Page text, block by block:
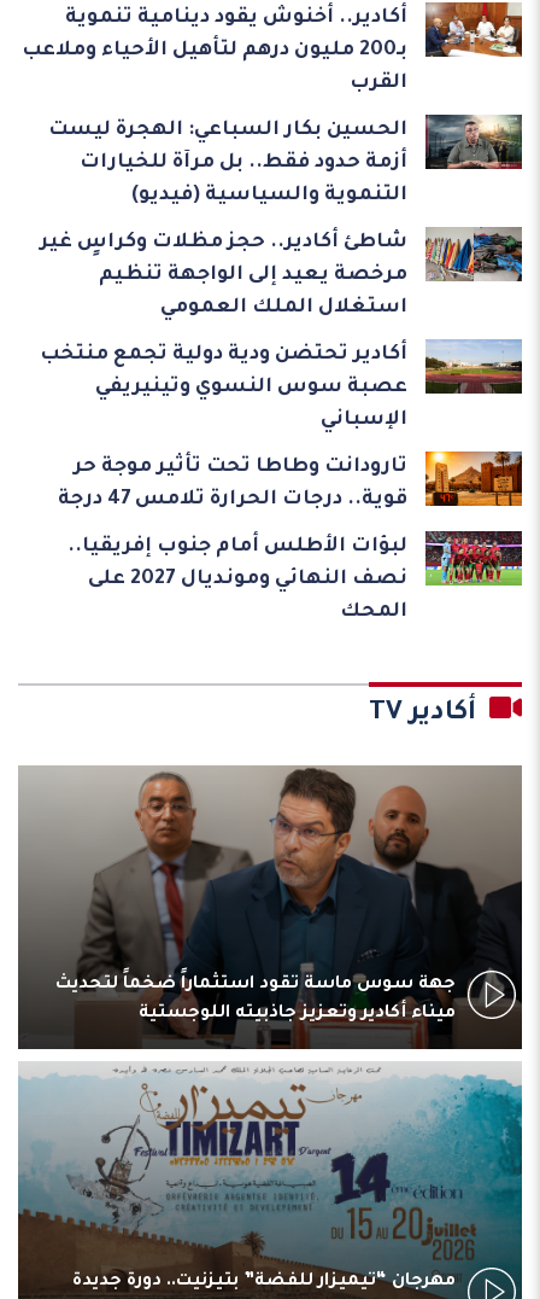
أكادير.. أخنوش يقود دينامية تنموية
بـ200 مليون درهم لتأهيل الأحياء وملاعب
القرب
الحسين بكار السباعي: الهجرة ليست
أزمة حدود فقط.. بل مرآة للخيارات
التنموية والسياسية (فيديو)
شاطئ أكادير.. حجز مظلات وكراسٍ غير
مرخصة يعيد إلى الواجهة تنظيم
استغلال الملك العمومي
أكادير تحتضن ودية دولية تجمع منتخب
عصبة سوس النسوي وتينيريفي
الإسباني
تارودانت وطاطا تحت تأثير موجة حر
قوية.. درجات الحرارة تلامس 47 درجة
لبؤات الأطلس أمام جنوب إفريقيا..
نصف النهائي ومونديال 2027 على
المحك
أكادير TV
جهة سوس ماسة تقود استثماراً ضخماً لتحديث
ميناء أكادير وتعزيز جاذبيته اللوجستية
مهرجان “تيميزار للفضة” بتيزنيت.. دورة جديدة